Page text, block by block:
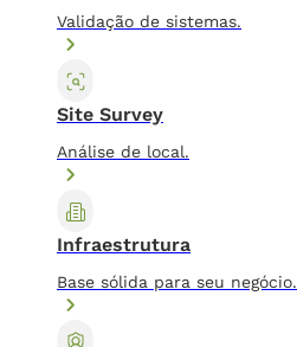
Validação de sistemas.
Site Survey
Análise de local.
Infraestrutura
Base sólida para seu negócio.